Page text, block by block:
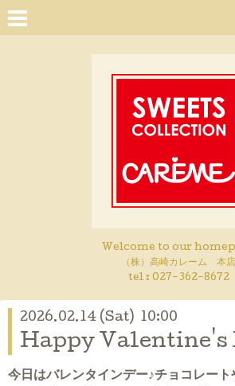
Welcome to our
（株）高崎カレーム 本店
tel : 027-362-8672
2026.02.14 (Sat) 10:00
Happy Valentine's
今日はバレンタインデー♪チョコレート